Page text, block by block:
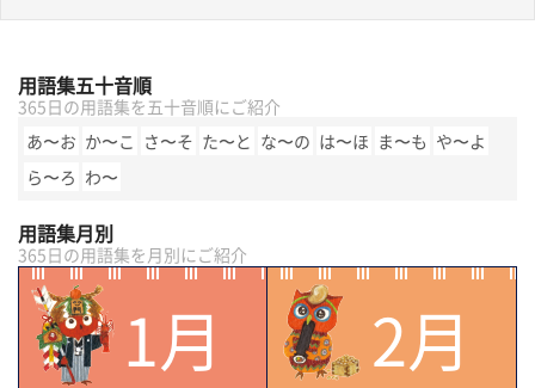
用語集五十音順
365日の用語集を五十音順にご紹介
あ〜お か〜こ さ〜そ た〜と な〜の は〜ほ ま〜も や〜よ
ら〜ろ わ〜
用語集月別
365日の用語集を月別にご紹介
1月
2月